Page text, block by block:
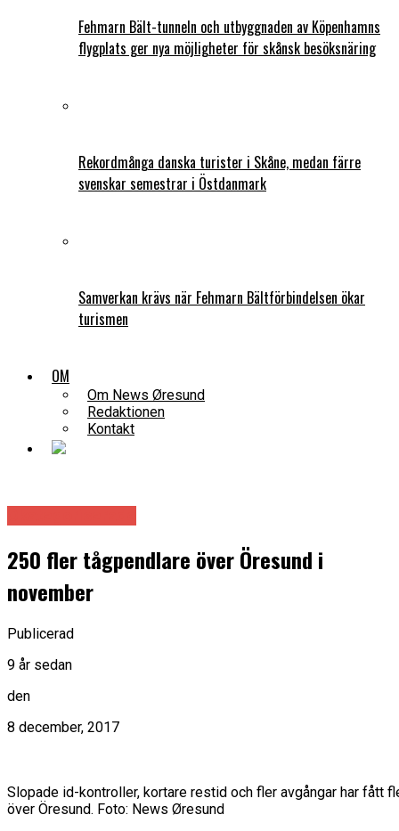
Fehmarn Bält-tunneln och utbyggnaden av Köpenhamns
flygplats ger nya möjligheter för skånsk besöksnäring
Rekordmånga danska turister i Skåne, medan färre
svenskar semestrar i Östdanmark
Samverkan krävs när Fehmarn Bältförbindelsen ökar
turismen
OM
Om News Øresund
Redaktionen
Kontakt
250 fler tågpendlare över Öresund i
november
Publicerad
9 år sedan
den
8 december, 2017
Slopade id-kontroller, kortare restid och fler avgångar har fått
över Öresund. Foto: News Øresund